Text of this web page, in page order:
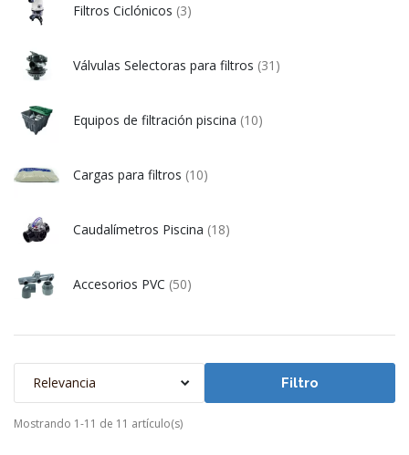
Filtros Ciclónicos (3)
Válvulas Selectoras para filtros (31)
Equipos de filtración piscina (10)
Cargas para filtros (10)
Caudalímetros Piscina (18)
Accesorios PVC (50)
Relevancia Filtro
Mostrando 1-11 de 11 artículo(s)